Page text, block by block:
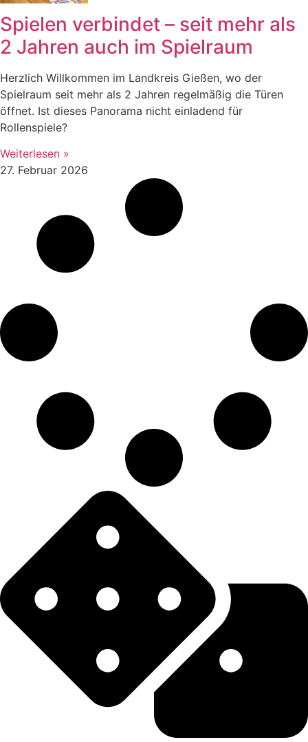
Spielen verbindet – seit mehr als
2 Jahren auch im Spielraum
Herzlich Willkommen im Landkreis Gießen, wo der
Spielraum seit mehr als 2 Jahren regelmäßig die Türen
öffnet. Ist dieses Panorama nicht einladend für
Rollenspiele?
Weiterlesen »
27. Februar 2026